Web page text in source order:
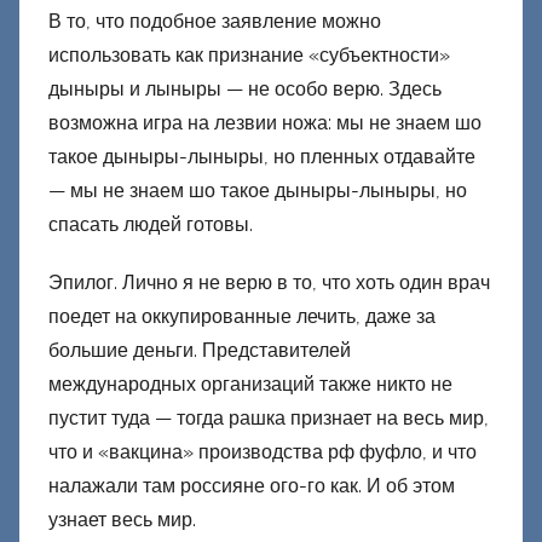
В то, что подобное заявление можно
использовать как признание «субъектности»
дыныры и лыныры — не особо верю. Здесь
возможна игра на лезвии ножа: мы не знаем шо
такое дыныры-лыныры, но пленных отдавайте
— мы не знаем шо такое дыныры-лыныры, но
спасать людей готовы.
Эпилог. Лично я не верю в то, что хоть один врач
поедет на оккупированные лечить, даже за
большие деньги. Представителей
международных организаций также никто не
пустит туда — тогда рашка признает на весь мир,
что и «вакцина» производства рф фуфло, и что
налажали там россияне ого-го как. И об этом
узнает весь мир.